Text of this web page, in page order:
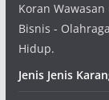
Koran
Bisnis -
Hidup.
Jenis Jenis